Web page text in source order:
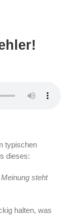
typischen
dieses:
steht
halten, was